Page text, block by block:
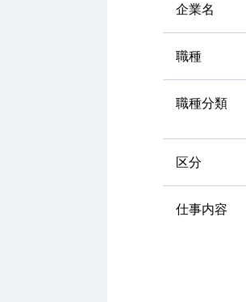
企業名
職種
職種分類
区分
仕事内容